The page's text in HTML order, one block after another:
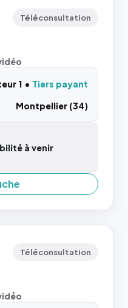
Téléconsultation
1
Tiers payant
Montpellier (34)
à venir
Téléconsultation